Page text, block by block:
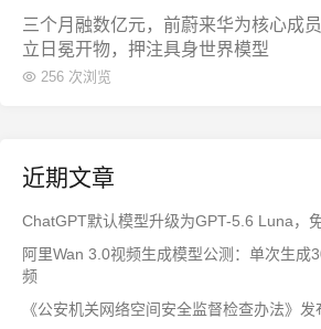
三个月融数亿元，前蔚来华为核心成
立日冕开物，押注具身世界模型
256 次浏览
近期文章
ChatGPT默认模型升级为GPT-5.6 Luna，
阿里Wan 3.0视频生成模型公测：单次生成
频
《公安机关网络空间安全监督检查办法》